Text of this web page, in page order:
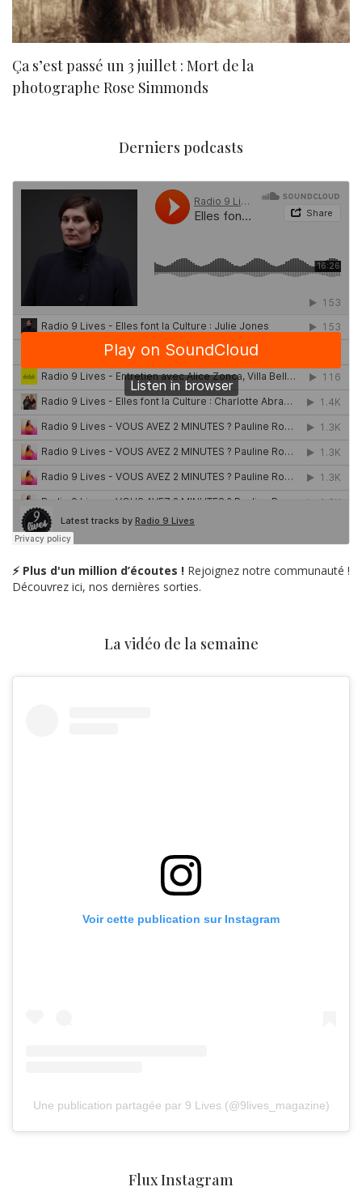
Ça s’est passé un 3 juillet : Mort de la
photographe Rose Simmonds
Derniers podcasts
⚡ Plus d'un million d’écoutes ! Rejoignez notre communauté !
Découvrez ici, nos dernières sorties.
La vidéo de la semaine
Voir cette publication sur Instagram
Une publication partagée par 9 Lives (@9lives_magazine)
Flux Instagram